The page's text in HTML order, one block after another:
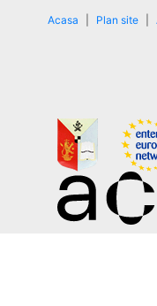
Acasa Plan site